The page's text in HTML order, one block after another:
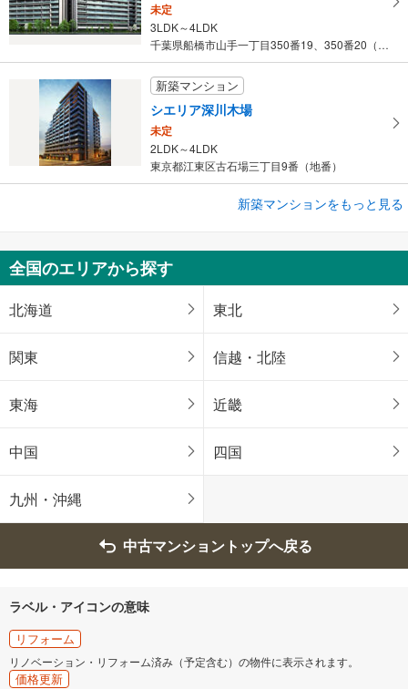
存
す
未定
3LDK～4LDK
千葉県船橋市山手一丁目350番19、350番20（地番）
新築マンション
シエリア深川木場
未定
2LDK～4LDK
東京都江東区古石場三丁目9番（地番）
新築マンション
未定
2LDK・3LDK
福岡県糟屋郡新宮町緑ケ浜四丁目1402-6（地番）
新築マンションをもっと見る
全国のエリアから探す
北海道 東北
関東 信越・北陸
東海 近畿
中国 四国
九州・沖縄
中古マンショントップへ戻る
ラベル・アイコンの意味
リフォーム
リノベーション・リフォーム済み（予定含む）の物件に表示されます。
価格更新